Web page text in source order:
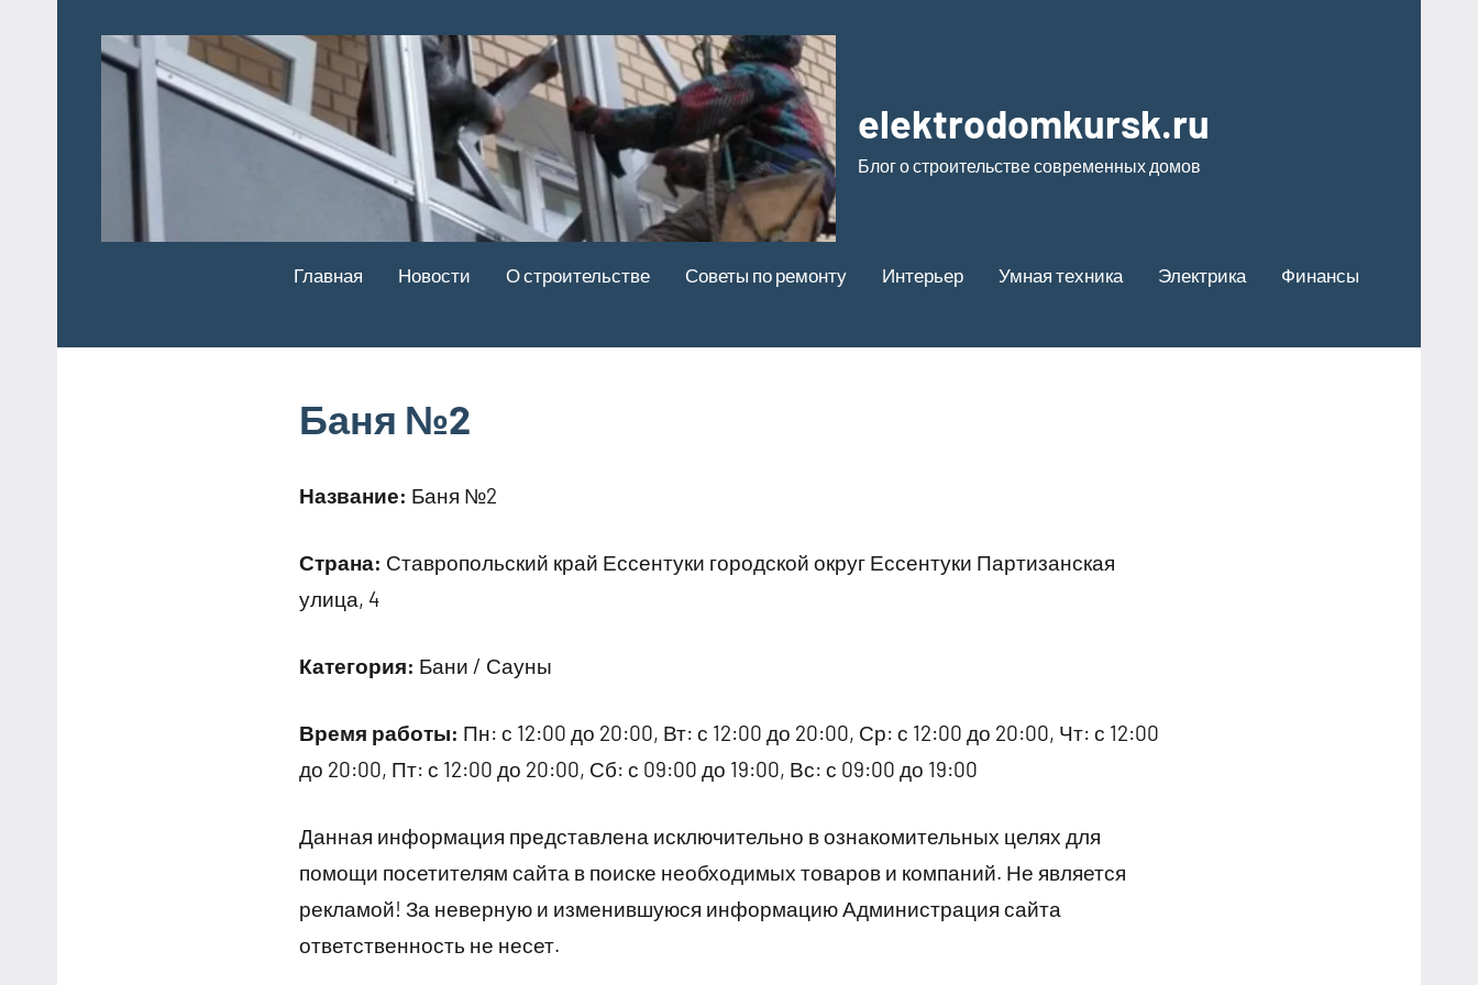
содержимому
elektrodomkursk.ru
Блог о строительстве современных домов
Главная Новости О строительстве Советы по ремонту Интерьер Умная техника Электрика Финансы
Баня №2
Название: Баня №2
Страна: Ставропольский край Ессентуки городской округ Ессентуки Партизанская
улица, 4
Категория: Бани / Сауны
Время работы: Пн: с 12:00 до 20:00, Вт: с 12:00 до 20:00, Ср: с 12:00 до 20:00, Чт: с 12:00
до 20:00, Пт: с 12:00 до 20:00, Сб: с 09:00 до 19:00, Вс: с 09:00 до 19:00
Данная информация представлена исключительно в ознакомительных целях для
помощи посетителям сайта в поиске необходимых товаров и компаний. Не является
рекламой! За неверную и изменившуюся информацию Администрация сайта
ответственность не несет.